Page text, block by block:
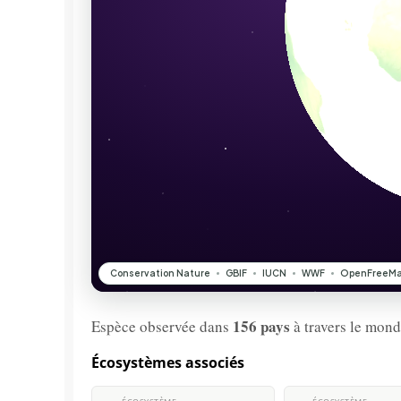
Espèce observée dans 156 pays à travers le
Écosystèmes associés